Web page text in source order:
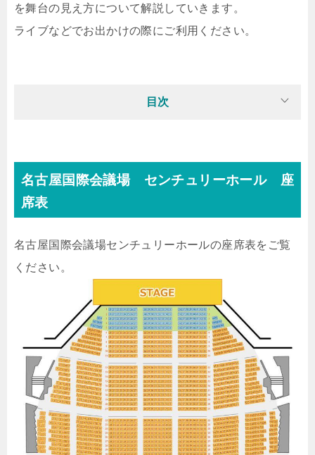
を舞台の見え方について解説していきます。
ライブなどでお出かけの際にご利用ください。
目次
名古屋国際会議場 センチュリーホール 座
席表
名古屋国際会議場センチュリーホールの座席表をご覧
ください。